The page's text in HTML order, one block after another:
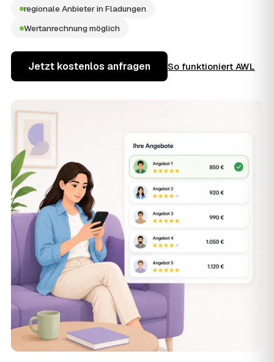
regionale Anbieter in Fladungen
Wertanrechnung möglich
Jetzt kostenlos anfragen So funktioniert AWL